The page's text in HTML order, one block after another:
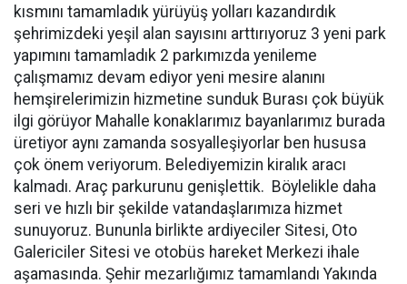
kısmını tamamladık yürüyüş yolları kazandırdık
şehrimizdeki yeşil alan sayısını arttırıyoruz 3 yeni park
yapımını tamamladık 2 parkımızda yenileme
çalışmamız devam ediyor yeni mesire alanını
hemşirelerimizin hizmetine sunduk Burası çok büyük
ilgi görüyor Mahalle konaklarımız bayanlarımız burada
üretiyor aynı zamanda sosyalleşiyorlar ben hususa
çok önem veriyorum. Belediyemizin kiralık aracı
kalmadı. Araç parkurunu genişlettik. Böylelikle daha
seri ve hızlı bir şekilde vatandaşlarımıza hizmet
sunuyoruz. Bununla birlikte ardiyeciler Sitesi, Oto
Galericiler Sitesi ve otobüs hareket Merkezi ihale
aşamasında. Şehir mezarlığımız tamamlandı Yakında